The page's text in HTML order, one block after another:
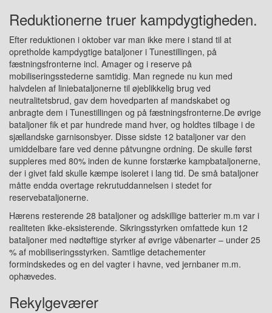
Reduktionerne truer kampdygtigheden.
Efter reduktionen i oktober var man ikke mere i stand til at
opretholde kampdygtige bataljoner i Tunestillingen, på
fæstningsfronterne incl. Amager og i reserve på
mobiliseringsstederne samtidig. Man regnede nu kun med
halvdelen af liniebataljonerne til øjeblikkelig brug ved
neutralitetsbrud, gav dem hovedparten af mandskabet og
anbragte dem i Tunestillingen og på fæstningsfronterne.De øvrige
bataljoner fik et par hundrede mand hver, og holdtes tilbage i de
sjællandske garnisonsbyer. Disse sidste 12 bataljoner var den
umiddelbare fare ved denne påtvungne ordning. De skulle først
suppleres med 80% inden de kunne forstærke kampbataljonerne,
der i givet fald skulle kæmpe isoleret i lang tid. De små bataljoner
måtte endda overtage rekrutuddannelsen i stedet for
reservebataljonerne.
Hærens resterende 28 bataljoner og adskillige batterier m.m var i
realiteten ikke-eksisterende. Sikringsstyrken omfattede kun 12
bataljoner med nødtøftige styrker af øvrige våbenarter – under 25
% af mobiliseringsstyrken. Samtlige detachementer
formindskedes og en del vagter i havne, ved jernbaner m.m.
ophævedes.
Rekylgeværer